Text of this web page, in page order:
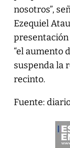
nosotros”,
Ezequiel
presentación
“el aumento
suspenda la
recinto.
Fuente: